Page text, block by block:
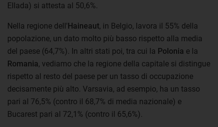
Ellada) si attesta al 50,6%.
Nella regione dell'Haineaut, in Belgio, lavora il 55% della
popolazione, un dato molto più basso rispetto alla media
del paese (64,7%). In altri stati poi, tra cui la Polonia e la
Romania, vediamo che la regione della capitale si distingue
rispetto al resto del paese per un tasso di occupazione
decisamente più alto. Varsavia, ad esempio, ha un tasso
pari al 76,5% (contro il 68,7% di media nazionale) e
Bucarest pari al 72,1% (contro il 65,6%).